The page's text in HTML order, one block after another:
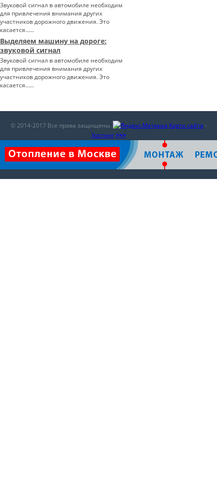
Звуковой сигнал в автомобиле необходим
для привлечения внимания других
участников дорожного движения. Это
касается…...
Выделяем машину на дороге:
звуковой сигнал
Звуковой сигнал в автомобиле необходим
для привлечения внимания других
участников дорожного движения. Это
касается…...
© 2014-2017 Все права защищены. Карта сайта -
Хостинг >>>